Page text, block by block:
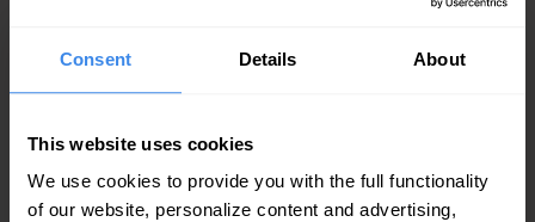
Consent Details About
This website uses cookies
We use cookies to provide you with the full functionality
of our website, personalize content and advertising,
Crear posts con IA —
rápido y sin esfuerzo
¿Necesitas escribir rápido? Prueba las herramientas IA de